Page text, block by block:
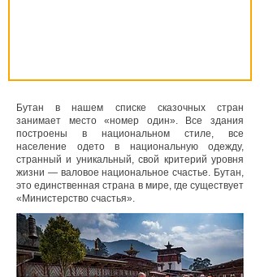
Бутан в нашем списке сказочных стран
занимает место «номер один». Все здания
построены в национальном стиле, все
население одето в национальную одежду,
странный и уникальный, свой критерий уровня
жизни — валовое национальное счастье. Бутан,
это единственная страна в мире, где существует
«Министерство счастья».